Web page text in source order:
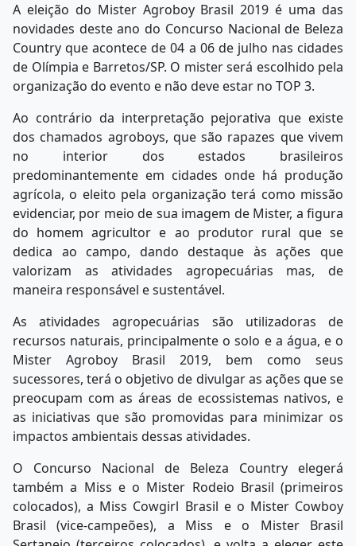
A eleição do Mister Agroboy Brasil 2019 é uma das
novidades deste ano do Concurso Nacional de Beleza
Country que acontece de 04 a 06 de julho nas cidades
de Olímpia e Barretos/SP. O mister será escolhido pela
organização do evento e não deve estar no TOP 3.
Ao contrário da interpretação pejorativa que existe
dos chamados agroboys, que são rapazes que vivem
no interior dos estados brasileiros
predominantemente em cidades onde há produção
agrícola, o eleito pela organização terá como missão
evidenciar, por meio de sua imagem de Mister, a figura
do homem agricultor e ao produtor rural que se
dedica ao campo, dando destaque às ações que
valorizam as atividades agropecuárias mas, de
maneira responsável e sustentável.
As atividades agropecuárias são utilizadoras de
recursos naturais, principalmente o solo e a água, e o
Mister Agroboy Brasil 2019, bem como seus
sucessores, terá o objetivo de divulgar as ações que se
preocupam com as áreas de ecossistemas nativos, e
as iniciativas que são promovidas para minimizar os
impactos ambientais dessas atividades.
O Concurso Nacional de Beleza Country elegerá
também a Miss e o Mister Rodeio Brasil (primeiros
colocados), a Miss Cowgirl Brasil e o Mister Cowboy
Brasil (vice-campeões), a Miss e o Mister Brasil